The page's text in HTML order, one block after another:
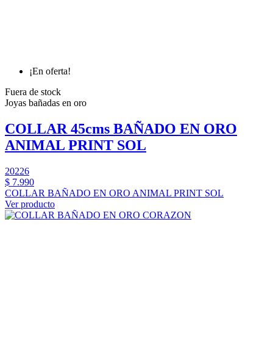
¡En oferta!
Fuera de stock
Joyas bañadas en oro
COLLAR 45cms BAÑADO EN ORO
ANIMAL PRINT SOL
20226
$ 7.990
COLLAR BAÑADO EN ORO ANIMAL PRINT SOL
Ver producto